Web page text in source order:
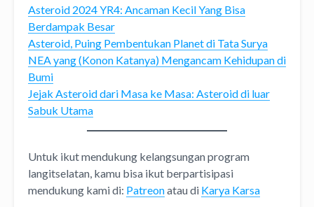
Asteroid 2024 YR4: Ancaman Kecil Yang Bisa
Berdampak Besar
Asteroid, Puing Pembentukan Planet di Tata Surya
NEA yang (Konon Katanya) Mengancam Kehidupan di
Bumi
Jejak Asteroid dari Masa ke Masa: Asteroid di luar
Sabuk Utama
Untuk ikut mendukung kelangsungan program
langitselatan, kamu bisa ikut berpartisipasi
mendukung kami di: Patreonatau di Karya Karsa